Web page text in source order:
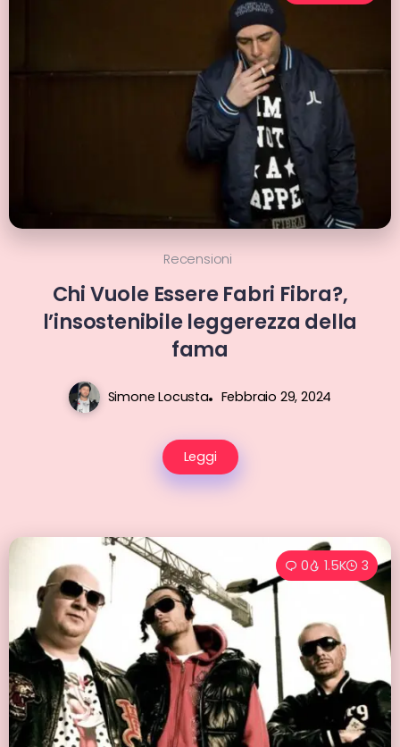
Recensioni
Chi Vuole Essere Fabri Fibra?,
l’insostenibile leggerezza della
fama
Simone Locusta Febbraio 29, 2024
Leggi
0 1.5K 3